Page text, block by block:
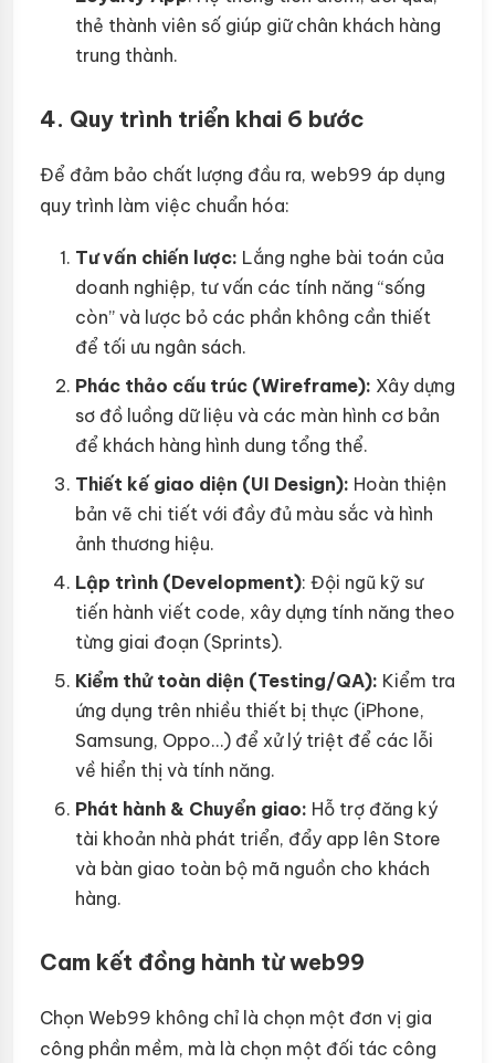
thẻ thành viên số giúp giữ chân khách hàng
trung thành.
4. Quy trình triển khai 6 bước
Để đảm bảo chất lượng đầu ra, web99 áp dụng
quy trình làm việc chuẩn hóa:
Tư vấn chiến lược: Lắng nghe bài toán của
doanh nghiệp, tư vấn các tính năng “sống
còn” và lược bỏ các phần không cần thiết
để tối ưu ngân sách.
Phác thảo cấu trúc (Wireframe): Xây dựng
sơ đồ luồng dữ liệu và các màn hình cơ bản
để khách hàng hình dung tổng thể.
Thiết kế giao diện (UI Design): Hoàn thiện
bản vẽ chi tiết với đầy đủ màu sắc và hình
ảnh thương hiệu.
Lập trình (Development): Đội ngũ kỹ sư
tiến hành viết code, xây dựng tính năng theo
từng giai đoạn (Sprints).
Kiểm thử toàn diện (Testing/QA): Kiểm tra
ứng dụng trên nhiều thiết bị thực (iPhone,
Samsung, Oppo…) để xử lý triệt để các lỗi
về hiển thị và tính năng.
Phát hành & Chuyển giao: Hỗ trợ đăng ký
tài khoản nhà phát triển, đẩy app lên Store
và bàn giao toàn bộ mã nguồn cho khách
hàng.
Cam kết đồng hành từ web99
Chọn Web99 không chỉ là chọn một đơn vị gia
công phần mềm, mà là chọn một đối tác công